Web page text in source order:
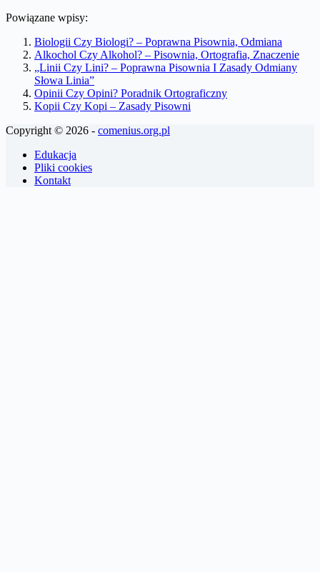
Powiązane wpisy:
Biologii Czy Biologi? – Poprawna Pisownia, Odmiana
Alkochol Czy Alkohol? – Pisownia, Ortografia, Znaczenie
„Linii Czy Lini? – Poprawna Pisownia I Zasady Odmiany
Słowa Linia”
Opinii Czy Opini? Poradnik Ortograficzny
Kopii Czy Kopi – Zasady Pisowni
Copyright © 2026 - comenius.org.pl
Edukacja
Pliki cookies
Kontakt